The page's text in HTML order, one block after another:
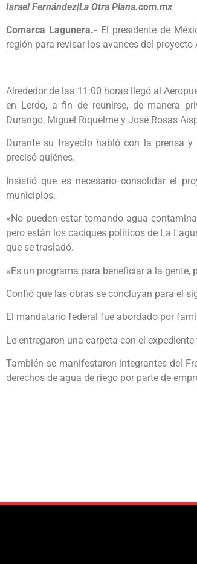
Israel Fernández|La Otra Plana.com.mx
Comarca Lagunera.-El presidente de
región para revisar los avances del
Alrededor de las 11:00 horas llegó al
en Lerdo, a fin de reunirse, de manera
Durango, Miguel Riquelme y José Rosas
Durante su trayecto habló con la prensa
precisó quiénes.
Insistió que es necesario consolidar el
municipios.
«No pueden estar tomando agua
pero están los caciques políticos de La
que se trasladó.
«Es un programa para beneficiar a la
Confió que las obras se concluyan para el
El mandatario federal fue abordado por
Le entregaron una carpeta con el
También se manifestaron integrantes del
derechos de agua de riego por parte de